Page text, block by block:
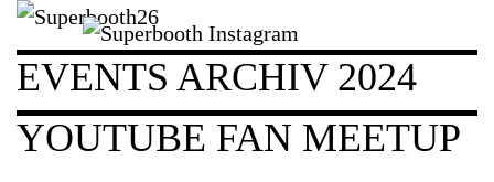
EVENTS ARCHIV 2024
YOUTUBE FAN MEETUP